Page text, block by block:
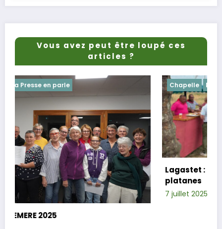
Vous avez peut être loupé ces
articles ?
Chapelle
Lagastet : le repas champêtre réussi
platanes
7 juillet 2025 Xavier D.